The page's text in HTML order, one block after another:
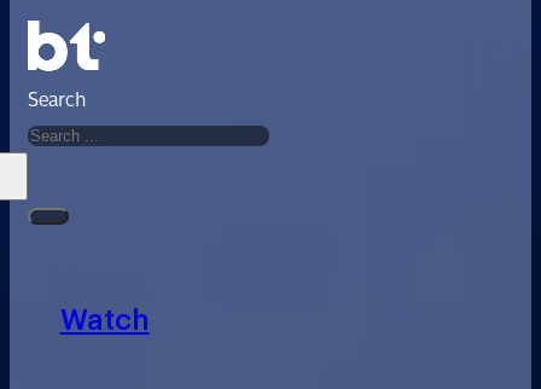
Search
Watch